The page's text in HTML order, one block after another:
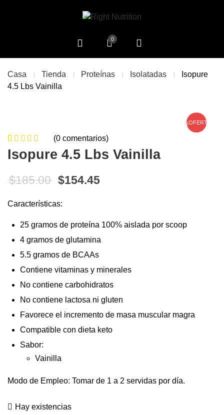
0
Casa Tienda Proteínas Isolatadas
Isopure
4.5 Lbs Vainilla
¡OFERTA!
0de
5
based on
0
customer
ratings
(0 comentarios)
Isopure 4.5 Lbs Vainilla
$185.00 El precio original era: $185.00.
$154.45El precio actual es:
Características:
25 gramos de proteína 100% aislada por scoop
4 gramos de glutamina
5.5 gramos de BCAAs
Contiene vitaminas y minerales
No contiene carbohidratos
No contiene lactosa ni gluten
Favorece el incremento de masa muscular magra
Compatible con dieta keto
Sabor:
Vainilla
Modo de Empleo: Tomar de 1 a 2 servidas por día.
Hay existencias